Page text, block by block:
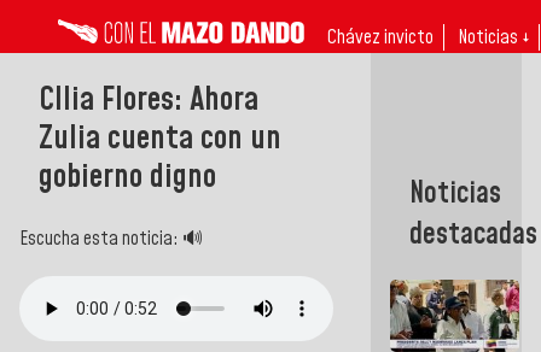
Chávez invicto Noticias ↓
CIlia Flores: Ahora
Zulia cuenta con un
gobierno digno
Escucha esta noticia: 🔊
Noticias
destacadas